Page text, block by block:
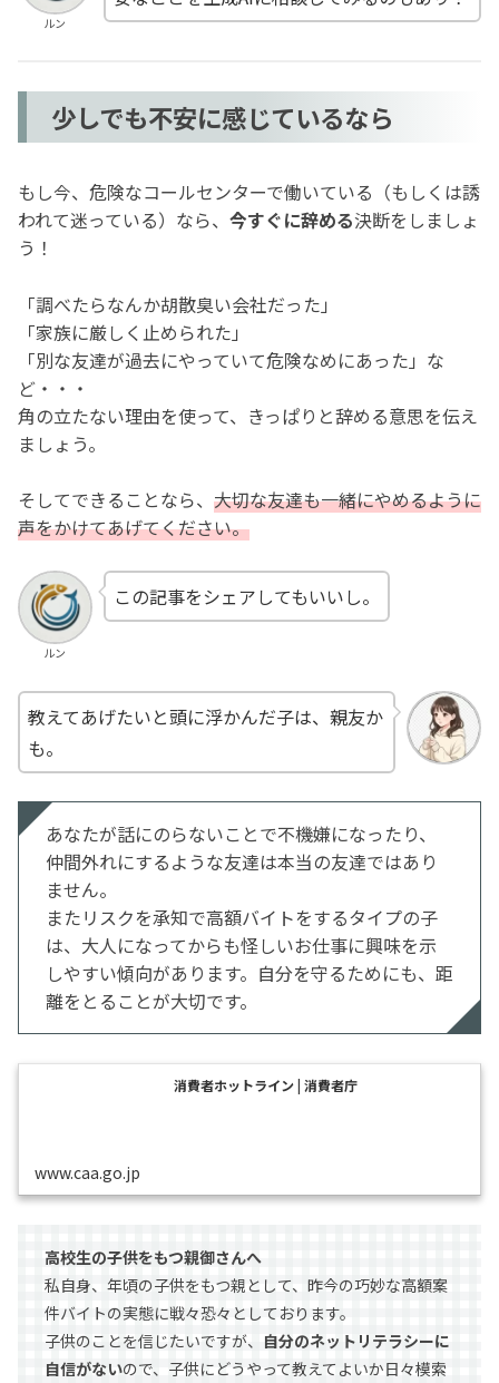
ルン
少しでも不安に感じているなら
もし今、危険なコールセンターで働いている（もしくは誘
われて迷っている）なら、 今すぐに辞める決断をしましょ
う！
「調べたらなんか胡散臭い会社だった」
「家族に厳しく止められた」
「別な友達が過去にやっていて危険なめにあった」な
ど・・・
角の立たない理由を使って、きっぱりと辞める意思を伝え
ましょう。
そしてできることなら、 大切な友達も一緒にやめるように
声をかけてあげてください。
ルン
この記事をシェアしてもいいし。
教えてあげたいと頭に浮かんだ子は、親友か
も。
あなたが話にのらないことで不機嫌になったり、
仲間外れにするような友達は本当の友達ではあり
ません。
またリスクを承知で高額バイトをするタイプの子
は、大人になってからも怪しいお仕事に興味を示
しやすい傾向があります。自分を守るためにも、距
離をとることが大切です。
消費者ホットライン | 消費者庁
www.caa.go.jp
高校生の子供をもつ親御さんへ
私自身、年頃の子供をもつ親として、昨今の巧妙な高額案
件バイトの実態に戦々恐々としております。
子供のことを信じたいですが、 自分のネットリテラシーに
自信がないので、子供にどうやって教えてよいか日々模索